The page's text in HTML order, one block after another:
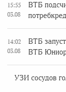
15:55
03.08
ВТБ
14:02
03.08
ВТБ
ВТБ
УЗИ сосудов